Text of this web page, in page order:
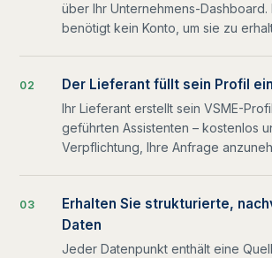
über Ihr Unternehmens-Dashboard.
benötigt kein Konto, um sie zu
02 Der Lieferant füllt sein Profil
Ihr Lieferant erstellt sein VSME-
geführten Assistenten – kostenlos
Verpflichtung, Ihre Anfrage
03
Erhalten Sie strukturierte,
Daten
Jeder Datenpunkt enthält eine